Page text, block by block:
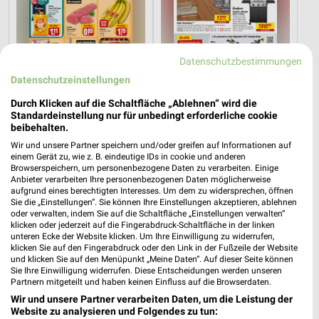
Angebote ab 10.08.
Gültig bis Sa. 15.08.
Angebote ab 08.08.
Kaufland PENNY
Datenschutzbestimmungen
Datenschutzeinstellungen
Durch Klicken auf die Schaltfläche „Ablehnen“ wird die
Standardeinstellung nur für unbedingt erforderliche cookie
beibehalten.
Wir und unsere Partner speichern und/oder greifen auf Informationen auf
einem Gerät zu, wie z. B. eindeutige IDs in cookie und anderen
Browserspeichern, um personenbezogene Daten zu verarbeiten. Einige
Anbieter verarbeiten Ihre personenbezogenen Daten möglicherweise
aufgrund eines berechtigten Interesses. Um dem zu widersprechen, öffnen
Sie die „Einstellungen“. Sie können Ihre Einstellungen akzeptieren, ablehnen
oder verwalten, indem Sie auf die Schaltfläche „Einstellungen verwalten“
klicken oder jederzeit auf die Fingerabdruck-Schaltfläche in der linken
unteren Ecke der Website klicken. Um Ihre Einwilligung zu widerrufen,
klicken Sie auf den Fingerabdruck oder den Link in der Fußzeile der Website
und klicken Sie auf den Menüpunkt „Meine Daten“. Auf dieser Seite können
Sie Ihre Einwilligung widerrufen. Diese Entscheidungen werden unseren
Partnern mitgeteilt und haben keinen Einfluss auf die Browserdaten.
Wir und unsere Partner verarbeiten Daten, um die Leistung der
Website zu analysieren und Folgendes zu tun: